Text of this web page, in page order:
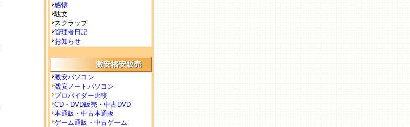
感懐
駄文
スクラップ
管理者日記
お知らせ
激安格安販売
激安パソコン
激安ノートパソコン
プロバイダー比較
CD・DVD販売・中古DVD
本通販・中古本通販
ゲーム通販・中古ゲーム